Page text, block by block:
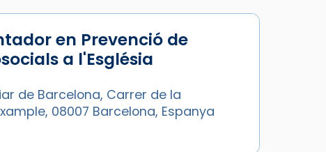
IA
en Prevenció de
a l'Església
de Barcelona, Carrer de la
08007 Barcelona, Espanya